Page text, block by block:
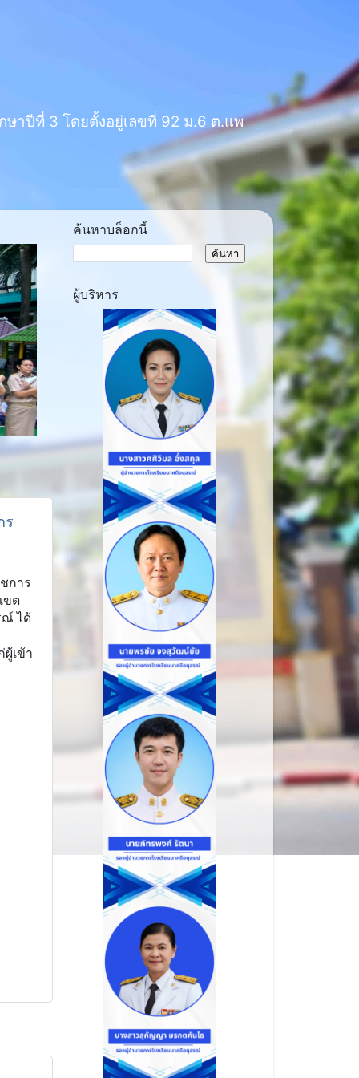
าปีที่ 3 โดยตั้งอยู่เลขที่ 92 ม.6 ต.แพ
ร
การ
ขต
ณ์ ได้
เข้า
ค้นหาบล็อกนี้
ผู้บริหาร